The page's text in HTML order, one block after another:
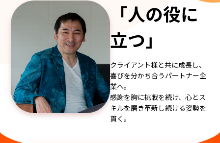
「人の役に
立つ」
クライアント様と共に成長し、
喜びを分かち合うパートナー企
業へ。
感謝を胸に挑戦を続け、心とス
キルを磨き革新し続ける姿勢を
貫く。